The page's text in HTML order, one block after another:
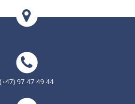
(+47) 97 47 49 44